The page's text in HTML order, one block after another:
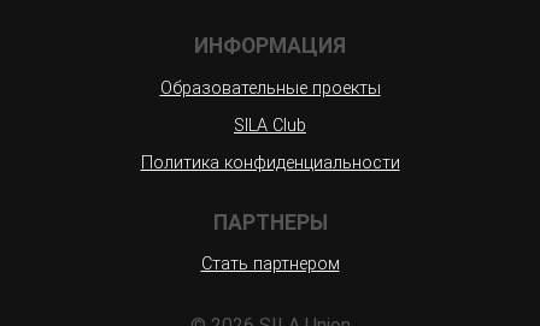
ИНФОРМАЦИЯ
Образовательные проекты
SILA Club
Политика конфиденциальности
ПАРТНЕРЫ
Стать партнером